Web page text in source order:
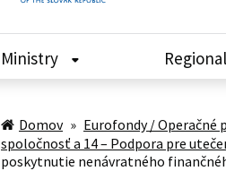
Ministry
Domov » Eurofondy / Operačné
spoločnosť a 14 – Podpora pre
poskytnutie nenávratného